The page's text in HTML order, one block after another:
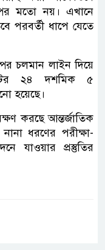
মতো নয়। এখানে
পরবর্তী ধাপে যেতে
চলমান লাইন দিয়ে
২৪ দশমিক ৫
হয়েছে।
করছে আন্তর্জাতিক
ধরণের পরীক্ষা-
যাওয়ার প্রস্তুতির